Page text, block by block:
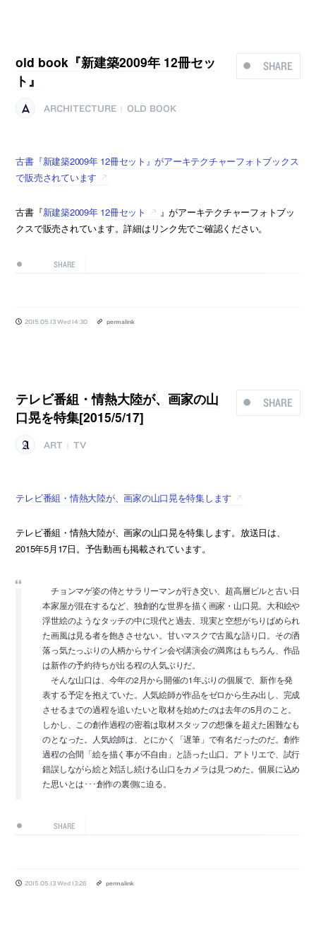
SHARE
old book『新建築2009年 12冊セッ
ト』
ARCHITECTURE OLD BOOK
古書『新建築2009年 12冊セット』がアーキテクチャーフォトブックス
で販売されています
古書『新建築2009年 12冊セット
』がアーキテクチャーフォトブッ
クスで販売されています。詳細はリンク先でご確認ください。
SHARE
2015.05.13 Wed 14:30 permalink
SHARE
テレビ番組・情熱大陸が、画家の山
口晃を特集[2015/5/17]
ART TV
テレビ番組・情熱大陸が、画家の山口晃を特集します
テレビ番組・情熱大陸が、画家の山口晃を特集します。放送日は、
2015年5月17日。予告動画も掲載されています。
チョンマゲ姿の侍とサラリーマンが行き交い、超高層ビルと古い日
本家屋が混在するなど、独創的な世界を描く画家・山口晃。大和絵や
浮世絵のようなタッチの中に現代と過去、現実と空想がちりばめられ
た画風は見る者を飽きさせない。甘いマスクで古風な語り口。その洒
落っ気たっぷりの人柄からサイン会や講演会の満席はもちろん、作品
は新作の予約待ちが出る程の人気ぶりだ。
そんな山口は、今年の2月から開催の1年ぶりの個展で、新作を発
表する予定を抱えていた。人気絵師が作品をゼロから生み出し、完成
させるまでの過程を追いたいと取材を始めたのは去年の5月のこと。
しかし、この創作過程の密着は取材スタッフの想像を超えた困難なも
のとなった。人気絵師は、とにかく「遅筆」で有名だったのだ。創作
過程の合間「絵を描く事が不自由」と語った山口。アトリエで、試行
錯誤しながら絵と対話し続ける山口をカメラは見つめた。個展に込め
た思いとは･･･創作の裏側に迫る。
SHARE
2015.05.13 Wed 13:26 permalink